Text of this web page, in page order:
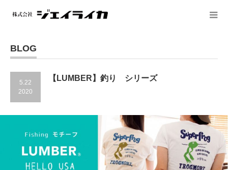
BLOG
5.22
2020
【LUMBER】釣り シリーズ